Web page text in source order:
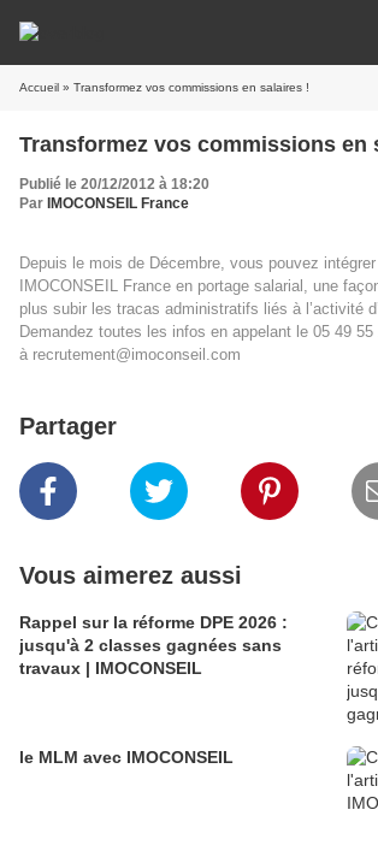
Accueil » Transformez vos commissions en salaires !
Transformez vos commissions en
Publié le 20/12/2012 à 18:20
Par IMOCONSEIL France
Depuis le mois de Décembre, vous pouvez
IMOCONSEIL France en portage salarial, une
plus subir les tracas administratifs liés à l’activité
Demandez toutes les infos en appelant le 05 49
à recrutement@imoconseil.com
Partager
Vous aimerez aussi
Rappel sur la réforme DPE 2026 :
jusqu'à 2 classes gagnées sans
travaux | IMOCONSEIL
le MLM avec IMOCONSEIL